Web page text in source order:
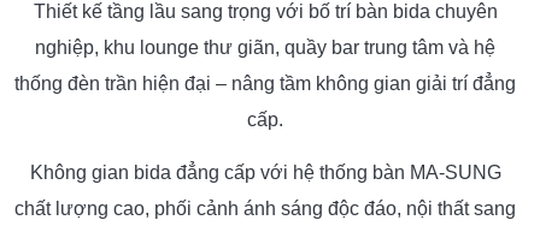
Thiết kế tầng lầu sang trọng với bố trí bàn bida chuyên
nghiệp, khu lounge thư giãn, quầy bar trung tâm và hệ
thống đèn trần hiện đại – nâng tầm không gian giải trí đẳng
cấp.
Không gian bida đẳng cấp với hệ thống bàn MA-SUNG
chất lượng cao, phối cảnh ánh sáng độc đáo, nội thất sang